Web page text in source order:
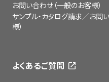
お問い合わせ（一般のお客様）
サンプル・カタログ請求／お問
様）
よくあるご質問